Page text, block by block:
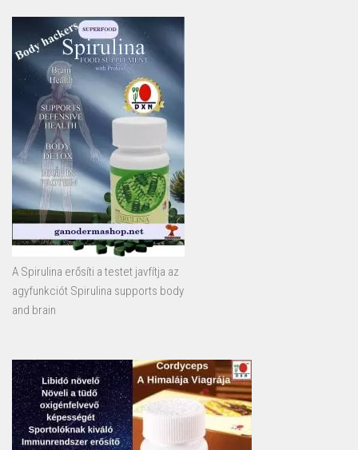
A Spirulina erősíti a testet javfítja az
agyfunkciót Spirulina supports body
and brain